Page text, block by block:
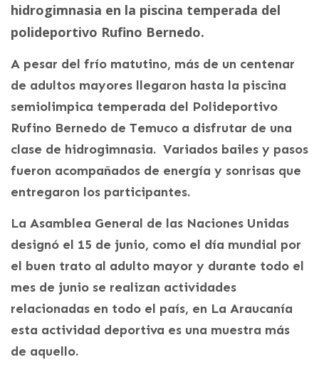
hidrogimnasia en la piscina temperada del
polideportivo Rufino Bernedo.
A pesar del frío matutino, más de un centenar
de adultos mayores llegaron hasta la piscina
semiolimpica temperada del Polideportivo
Rufino Bernedo de Temuco a disfrutar de una
clase de hidrogimnasia. Variados bailes y pasos
fueron acompañados de energía y sonrisas que
entregaron los participantes.
La Asamblea General de las Naciones Unidas
designó el 15 de junio, como el día mundial por
el buen trato al adulto mayor y durante todo el
mes de junio se realizan actividades
relacionadas en todo el país, en La Araucanía
esta actividad deportiva es una muestra más
de aquello.